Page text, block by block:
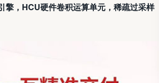
，HCU硬件卷积运算单元，稀疏过采样